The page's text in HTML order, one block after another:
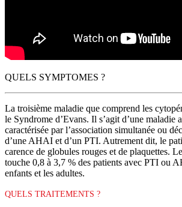
QUELS SYMPTOMES ?
La troisième maladie que comprend les
le Syndrome d’Evans. Il s’agit d’une maladie
caractérisée par l’association simultanée ou
d’une AHAI et d’un PTI. Autrement dit, le
carence de globules rouges et de plaquettes.
touche 0,8 à 3,7 % des patients avec PTI ou
enfants et les adultes.
QUELS TRAITEMENTS ?